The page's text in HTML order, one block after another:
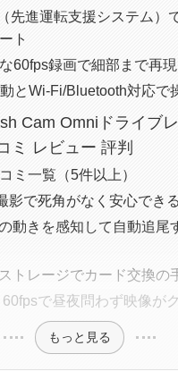
先進運転支援システム）
ト
60fps録画で細部まで再現
とWi-Fi/Bluetooth対応で
Cam Omniドライブ
ミ レビュー 評判
ミ一覧（5件以上）
影で死角がなく安心できる
動きを感知して自動追尾
トレージでカード交換の
60fpsで昼夜問わず映像が
もっと見る